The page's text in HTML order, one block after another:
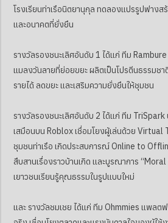
โรงเรียนท่าเรือนิตยานุกุล ทดลองแปรรูปฟาง
และอนาคตที่ยั่งยืน
รางวัลรองชนะเลิศอันดับ 1 ได้แก่ ทีม
แมลงวันลายที่ย่อยขยะ ผลิตเป็นโปรตีนธรรมชา
รายได้ ลดขยะ และเสริมความยั่งยืนให้ชุมชน
รางวัลรองชนะเลิศอันดับ 2 ได้แก่ ทีม TriSpark
เสมือนบน Roblox เชื่อมโยงผู้เล่นด้วย Virtual
ชุมชนท่าเรือ เกิดประสบการณ์ Online to
สืบสานเรื่องราวบ้านเกิด และบูรณาการ
เยาวชนเรียนรู้คุณธรรมในรูปแบบใหม่
และ รางวัลชมเชย ได้แก่ ทีม Ohmmies แพลต